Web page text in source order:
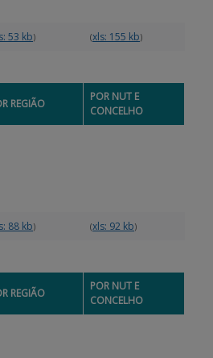
53 kb) (xls: 155 kb)
REGIÃO
POR NUT E
CONCELHO
88 kb) (xls: 92 kb)
REGIÃO
POR NUT E
CONCELHO